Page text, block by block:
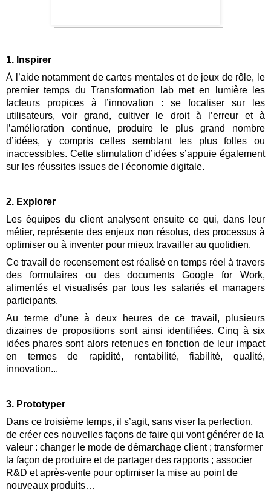
1. Inspirer
À l’aide notamment de cartes mentales et de jeux de rôle, le
premier temps du Transformation lab met en lumière les
facteurs propices à l’innovation : se focaliser sur les
utilisateurs, voir grand, cultiver le droit à l’erreur et à
l’amélioration continue, produire le plus grand nombre
d’idées, y compris celles semblant les plus folles ou
inaccessibles. Cette stimulation d’idées s’appuie également
sur les réussites issues de l'économie digitale.
2. Explorer
Les équipes du client analysent ensuite ce qui, dans leur
métier, représente des enjeux non résolus, des processus à
optimiser ou à inventer pour mieux travailler au quotidien.
Ce travail de recensement est réalisé en temps réel à travers
des formulaires ou des documents Google for Work,
alimentés et visualisés par tous les salariés et managers
participants.
Au terme d’une à deux heures de ce travail, plusieurs
dizaines de propositions sont ainsi identifiées. Cinq à six
idées phares sont alors retenues en fonction de leur impact
en termes de rapidité, rentabilité, fiabilité, qualité,
innovation...
3. Prototyper
Dans ce troisième temps, il s’agit, sans viser la perfection,
de créer ces nouvelles façons de faire qui vont générer de la
valeur : changer le mode de démarchage client ; transformer
la façon de produire et de partager des rapports ; associer
R&D et après-vente pour optimiser la mise au point de
nouveaux produits…